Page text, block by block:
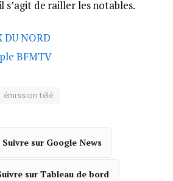
s’agit de railler les notables.
DU NORD
BFMTV
émission télé
Suivre sur Google News
sur Tableau de bord